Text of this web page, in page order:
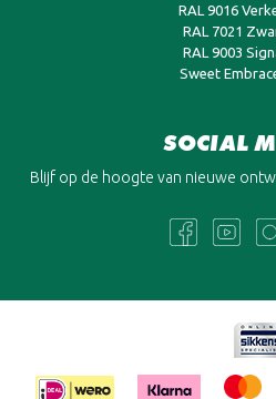
RAL 9016
RAL 7021
RAL 9003
Sweet
SOCIAL
Blijf op de hoogte van nieuwe